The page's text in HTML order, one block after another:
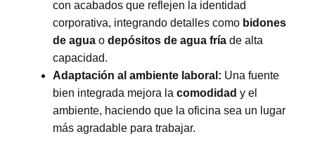
con acabados que reflejen la identidad
corporativa, integrando detalles como bidones
de agua o depósitos de agua fría de alta
capacidad.
Adaptación al ambiente laboral: Una fuente
bien integrada mejora la comodidad y el
ambiente, haciendo que la oficina sea un lugar
más agradable para trabajar.